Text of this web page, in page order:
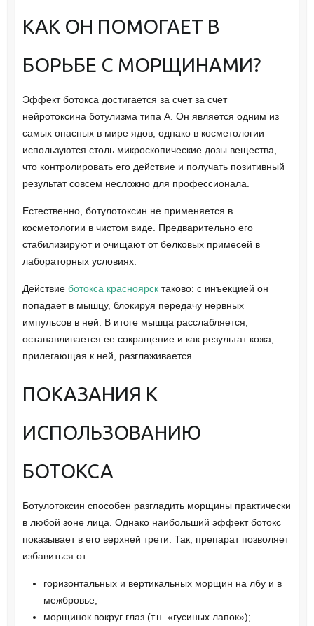
КАК ОН ПОМОГАЕТ В
БОРЬБЕ С МОРЩИНАМИ?
Эффект ботокса достигается за счет за счет
нейротоксина ботулизма типа А. Он является одним из
самых опасных в мире ядов, однако в косметологии
используются столь микроскопические дозы вещества,
что контролировать его действие и получать позитивный
результат совсем несложно для профессионала.
Естественно, ботулотоксин не применяется в
косметологии в чистом виде. Предварительно его
стабилизируют и очищают от белковых примесей в
лабораторных условиях.
Действие ботокса красноярсктаково: с инъекцией он
попадает в мышцу, блокируя передачу нервных
импульсов в ней. В итоге мышца расслабляется,
останавливается ее сокращение и как результат кожа,
прилегающая к ней, разглаживается.
ПОКАЗАНИЯ К
ИСПОЛЬЗОВАНИЮ
БОТОКСА
Ботулотоксин способен разгладить морщины практически
в любой зоне лица. Однако наибольший эффект ботокс
показывает в его верхней трети. Так, препарат позволяет
избавиться от:
горизонтальных и вертикальных морщин на лбу и в
межбровье;
морщинок вокруг глаз (т.н. «гусиных лапок»);